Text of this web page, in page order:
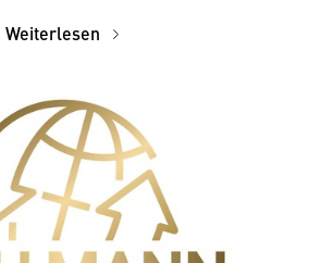
Weiterlesen